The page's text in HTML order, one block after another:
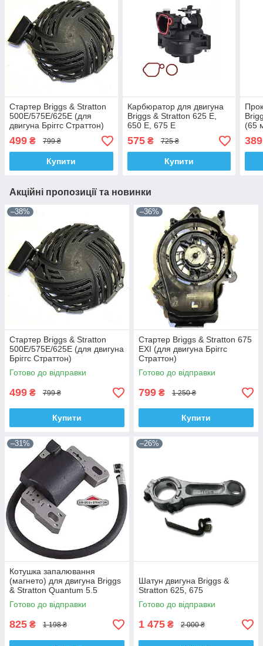
Стартер Briggs & Stratton
500Е/575Е/625Е (для
двигуна Бріггс Страттон)
499 ₴ 799 ₴
Купити
Карбюратор для двигуна
Briggs & Stratton 625 E,
650 E, 675 E
575₴ 725 ₴
Купити
(65
389
Акційні пропозиції та новинки
–38%
Стартер Briggs & Stratton
500Е/575Е/625Е (для двигуна
Бріггс Страттон)
Готово до відправки
499 ₴ 799 ₴
Купити
–36%
Стартер Briggs & Stratton 675
EXI (для двигуна Бріггс
Страттон)
Готово до відправки
799 ₴ 1 250 ₴
Купити
–31%
Котушка запалювання
(магнето) для двигуна Briggs
& Stratton Quantum 5.5
Готово до відправки
825 ₴ 1 198 ₴
–26%
Шатун двигуна Briggs &
Stratton 625, 675
Готово до відправки
1 475 ₴ 2 000 ₴